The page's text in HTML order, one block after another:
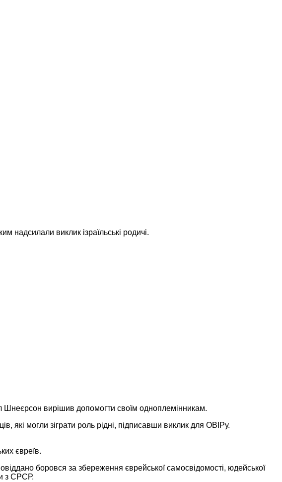
надсилали виклик ізраїльські родичі.
вирішив допомогти своїм одноплемінникам.
які могли зіграти роль рідні, підписавши виклик для ОВІРу.
євреїв.
боровся за збереження єврейської самосвідомості, юдейської
з СРСР.